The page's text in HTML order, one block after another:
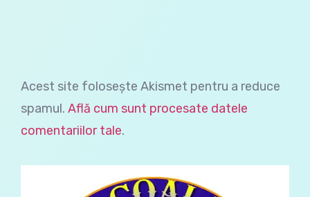
Acest site folosește Akismet pentru a reduce
spamul. Află cum sunt procesate datele
comentariilor tale.